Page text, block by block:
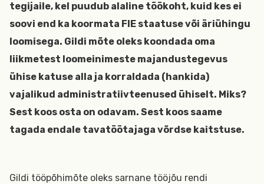
tegijaile, kel puudub alaline töökoht, kuid kes ei
soovi end ka koormata FIE staatuse või äriühingu
loomisega. Gildi mõte oleks koondada oma
liikmetest loomeinimeste majandustegevus
ühise katuse alla ja korraldada (hankida)
vajalikud administratiivteenused ühiselt. Miks?
Sest koos osta on odavam. Sest koos saame
tagada endale tavatöötajaga võrdse kaitstuse.
Gildi tööpõhimõte oleks sarnane tööjõu rendi